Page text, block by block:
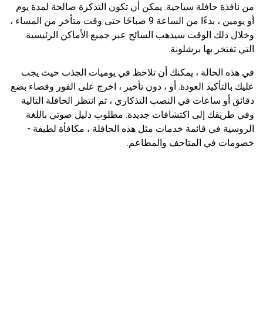
من نافذة حافلة سياحية. يمكن أن تكون التذكرة صالحة لمدة يوم
أو يومين ، بدءًا من الساعة 9 صباحًا حتى وقت متأخر من المساء ،
وخلال ذلك الوقت سيذهب السائح عبر جميع الأماكن الرئيسية
التي تفتخر بها برشلونة.
في هذه الحالة ، يمكنك أن تلاحظ في يوميات الجذب حيث يجب
عليك بالتأكيد العودة. أو ، دون تأخير ، اخرج على الفور وقضاء بضع
دقائق أو ساعات في النصب التذكاري ، ثم انتظر الحافلة التالية
وفي طريقك إلى اكتشافات جديدة. مطلوب دليل صوتي باللغة
الروسية في قائمة خدمات مثل هذه الحافلة ، مكافأة لطيفة -
خصومات في المتاحف والمطاعم.